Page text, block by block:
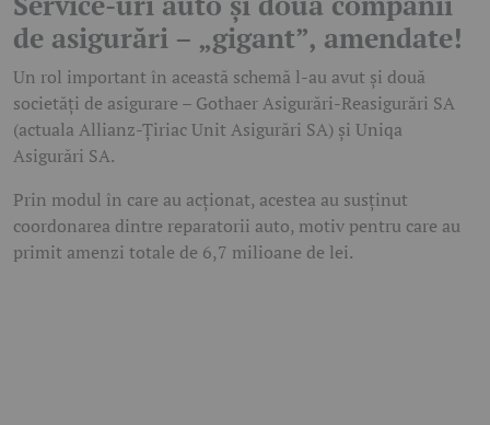
de asigurări – „gigant”, amendate!
Un rol important în această schemă l-au avut și două
societăți de asigurare – Gothaer Asigurări-Reasigurări SA
(actuala Allianz-Țiriac Unit Asigurări SA) și Uniqa
Asigurări SA.
Prin modul în care au acționat, acestea au susținut
coordonarea dintre reparatorii auto, motiv pentru care au
primit amenzi totale de 6,7 milioane de lei.